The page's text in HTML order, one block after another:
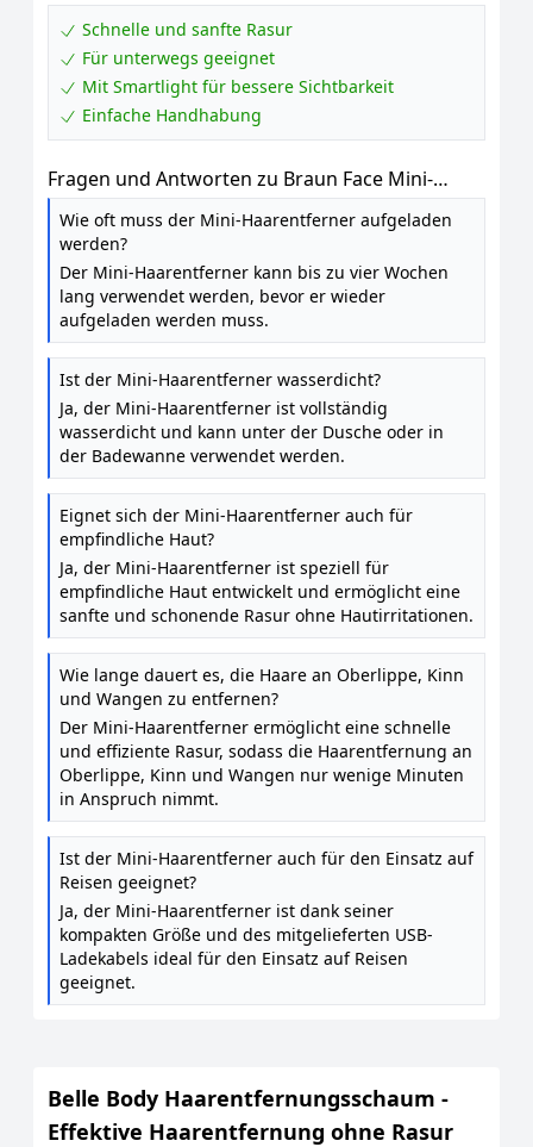
Schnelle und sanfte Rasur
Für unterwegs geeignet
Mit Smartlight für bessere Sichtbarkeit
Einfache Handhabung
Fragen und Antworten zu Braun Face Mini-
Haarentferner, Ladyshaver für Unterwegs,
FS1000, Weiß
Wie oft muss der Mini-Haarentferner aufgeladen
werden?
Der Mini-Haarentferner kann bis zu vier Wochen
lang verwendet werden, bevor er wieder
aufgeladen werden muss.
Ist der Mini-Haarentferner wasserdicht?
Ja, der Mini-Haarentferner ist vollständig
wasserdicht und kann unter der Dusche oder in
der Badewanne verwendet werden.
Eignet sich der Mini-Haarentferner auch für
empfindliche Haut?
Ja, der Mini-Haarentferner ist speziell für
empfindliche Haut entwickelt und ermöglicht eine
sanfte und schonende Rasur ohne Hautirritationen.
Wie lange dauert es, die Haare an Oberlippe, Kinn
und Wangen zu entfernen?
Der Mini-Haarentferner ermöglicht eine schnelle
und effiziente Rasur, sodass die Haarentfernung an
Oberlippe, Kinn und Wangen nur wenige Minuten
in Anspruch nimmt.
Ist der Mini-Haarentferner auch für den Einsatz auf
Reisen geeignet?
Ja, der Mini-Haarentferner ist dank seiner
kompakten Größe und des mitgelieferten USB-
Ladekabels ideal für den Einsatz auf Reisen
geeignet.
Belle Body Haarentfernungsschaum -
Effektive Haarentfernung ohne Rasur